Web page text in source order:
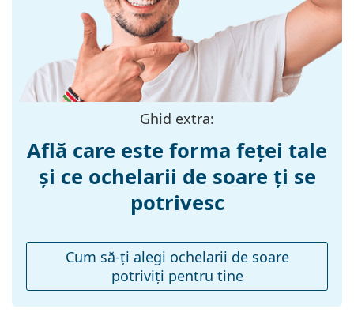
M
Lățimea ramei:
140 mm
145 mm
nazale:
Greutate:
125 g
Nu
Balama flexibilă:
Nu
Ghid extra:
Află care este forma feței tale
și ce ochelarii de soare ți se
potrivesc
Cum să-ţi alegi ochelarii de soare
potriviţi pentru tine